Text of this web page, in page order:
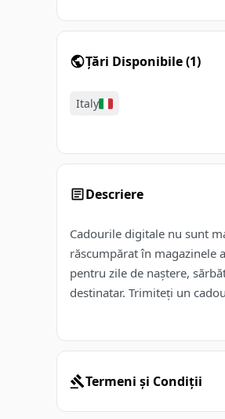
Țări Disponibile(1)
Italy
Descriere
Cadourile digitale nu sunt
răscumpărat în magazinele
pentru zile de naștere,
destinatar. Trimiteți un
Termeni și Condiții